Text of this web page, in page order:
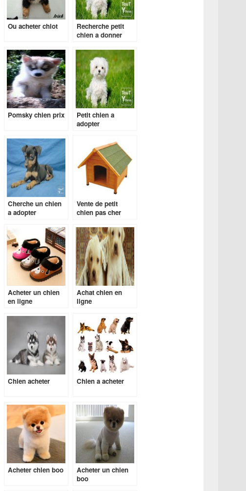
Ou acheter chiot
Recherche petit
chien a donner
Pomsky chien prix
Petit chien a
adopter
Cherche un chien
a adopter
Vente de petit
chien pas cher
Acheter un chien
en ligne
Achat chien en
ligne
Chien acheter Chien a acheter
Acheter chien boo
Acheter un chien
boo